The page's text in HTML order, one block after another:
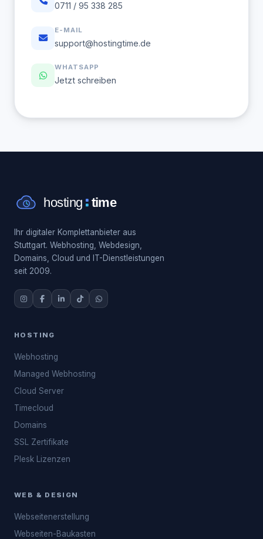
0711 / 95 338 285
E-MAIL
support@hostingtime.de
WHATSAPP
Jetzt schreiben
Ihr digitaler Komplettanbieter aus
Stuttgart. Webhosting, Webdesign,
Domains, Cloud und IT-Dienstleistungen
seit 2009.
HOSTING
Webhosting
Managed Webhosting
Cloud Server
Timecloud
Domains
SSL Zertifikate
Plesk Lizenzen
WEB & DESIGN
Webseitenerstellung
Webseiten-Baukasten